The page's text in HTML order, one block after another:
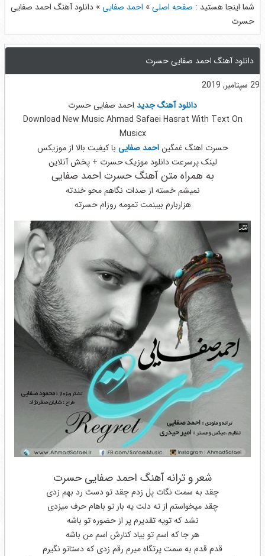
شما اینجا هستید : صفحه اصلی» احمد صفایی» دانلود آهنگ احمد صفایی
حسرت
دانلود آهنگ احمد صفایی حسرت
29 سپتامبر, 2019
دانلود آهنگ جدیداحمد صفایی حسرت
Download New Music Ahmad Safaei Hasrat With Text On
Musicx
حسرت اهنگ غمگیناحمد صفایی با کیفیت بالا از موزیکس
لینک پرسرعت دانلود موزیک حسرت + پخش آنلاین
به همراه متن آهنگ حسرت احمد صفایی
نمیشم خسته از صدات نگاهم محو خندته
هزاربارم ببینمت تمومه روزام حسرته
شعر و ترانه آهنگ احمد صفایی حسرت
چقد به سمت نگات پل زدم چقد تو دست رد بهم زدی
چقد میخواستم از ته دلت یه بار تو باهام حرف میزدی
نشد که تویه تقدیرم پر از حضوره تو باشه
هر جا که اسم تو بیاد کنارش اسم من باشه
قدم قدم به سمت پرتگاه میرم رقم زدی که دستاتو نگیرم